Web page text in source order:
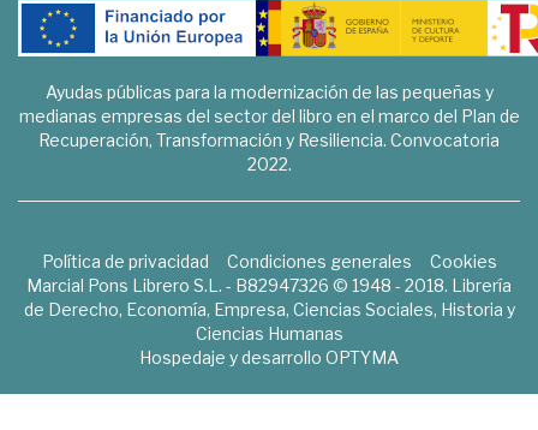
Ayudas públicas para la modernización de las pequeñas y
medianas empresas del sector del libro en el marco del Plan de
Recuperación, Transformación y Resiliencia. Convocatoria
2022.
Política de privacidad Condiciones generales
Cookies
Marcial Pons Librero S.L. - B82947326 © 1948 - 2018. Librería
de Derecho, Economía, Empresa, Ciencias Sociales, Historia y
Ciencias Humanas
Hospedaje y desarrollo OPTYMA